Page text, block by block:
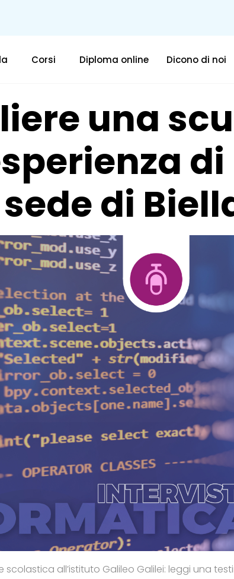
Corsi Diploma online Dicono di noi
una
di
all’istituto Galileo Galilei: leggi una